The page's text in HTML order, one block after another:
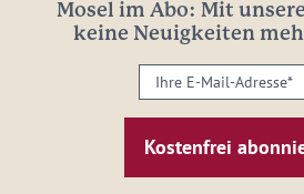
Mosel im Abo: Mit
keine Neuigkeiten
Ihre
E-
Mail-
Adresse: